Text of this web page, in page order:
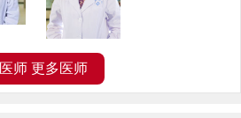
师 更多医师